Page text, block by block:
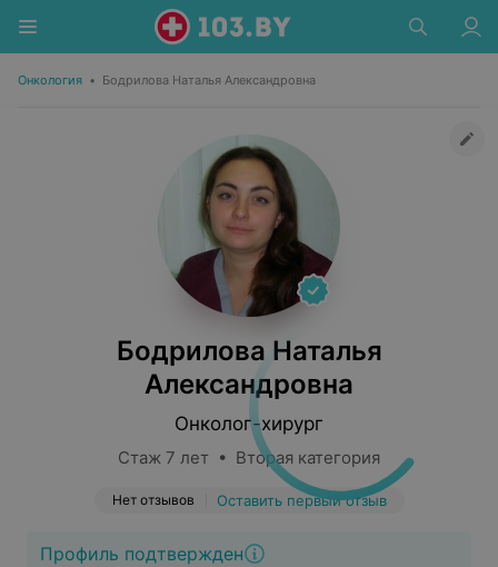
Онкология • Бодрилова Наталья Александровна
Бодрилова Наталья
Александровна
Онколог-хирург
Стаж 7 лет • Вторая категория
Нет отзывов Оставить первый отзыв
Профиль подтвержден